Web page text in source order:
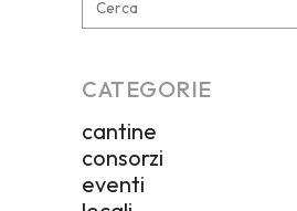
CATEGORIE
cantine
consorzi
eventi